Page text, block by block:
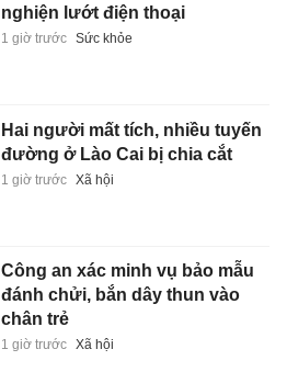
nghiện lướt điện thoại
1 giờ trước Sức khỏe
Hai người mất tích, nhiều tuyến
đường ở Lào Cai bị chia cắt
1 giờ trước Xã hội
Công an xác minh vụ bảo mẫu
đánh chửi, bắn dây thun vào
chân trẻ
1 giờ trước Xã hội